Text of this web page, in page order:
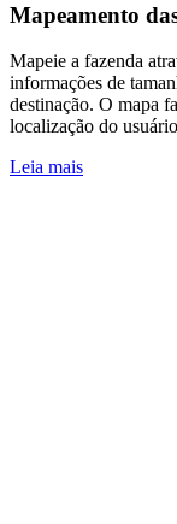
Mapeamento
Mapeie a fazenda
informações de
destinação. O mapa
localização do
Leia mais